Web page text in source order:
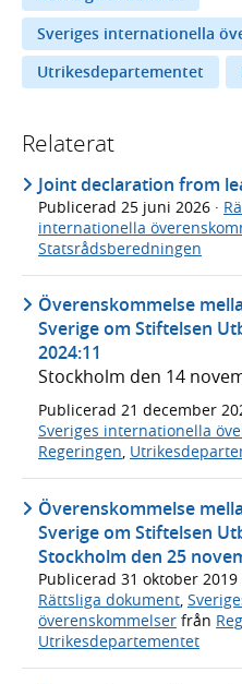
Sveriges internationella
Utrikesdepartementet
Relaterat
Joint declaration from
Publicerad 25 juni 2026 ·
internationella
Statsrådsberedningen
Överenskommelse
Sverige om Stiftelsen
2024:11
Stockholm den 14
Publicerad 21 december
Sveriges internationella
Regeringen,
Överenskommelse
Sverige om Stiftelsen
Stockholm den 25
Publicerad 31 oktober 2019
Rättsliga dokument,
överenskommelser från
Utrikesdepartementet